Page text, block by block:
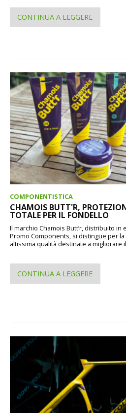
CONTINUA A LEGGERE
COMPONENTISTICA
CHAMOIS BUTT'R,
TOTALE PER IL FONDELLO
Il marchio Chamois Butt’r, distribuito in
Promo Components, si distingue per
altissima qualità destinate a migliorare
CONTINUA A LEGGERE